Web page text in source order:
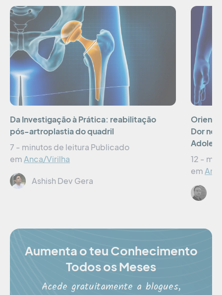
Da Investigação à Prática: reabilitação
pós-artroplastia do quadril
7 - minutos de leitura Publicado
emAnca/Virilha
Ashish Dev Gera
Dor no
12 -
em
Aumenta o teu Conhecimento
Todos os Meses
Acede gratuitamente a blogues,